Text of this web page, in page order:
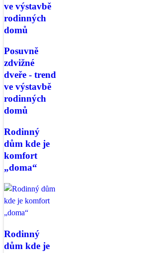
ve výstavbě
rodinných
domů
Posuvně
zdvižné
dveře - trend
ve výstavbě
rodinných
domů
Rodinný
dům kde je
komfort
„doma“
Rodinný
dům kde je